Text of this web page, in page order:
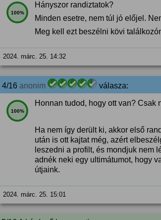
100%
Hányszor randiztatok?
Minden esetre, nem túl jó előjel.
Meg kell ezt beszélni kövi
2024. márc. 25. 14:32
4/16 anonim válasza:
100%
Honnan tudod, hogy ott van? Csak
Ha nem így derült ki, akkor első
után is ott kajtat még, azért
leszedni a profilt, és mondjuk nem
adnék neki egy ultimátumot, hogy
útjaink.
2024. márc. 25. 15:01